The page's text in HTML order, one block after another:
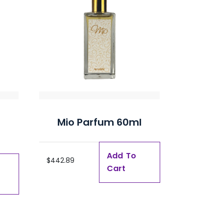
Mio Parfum 60ml
$442.89
Add To
Cart